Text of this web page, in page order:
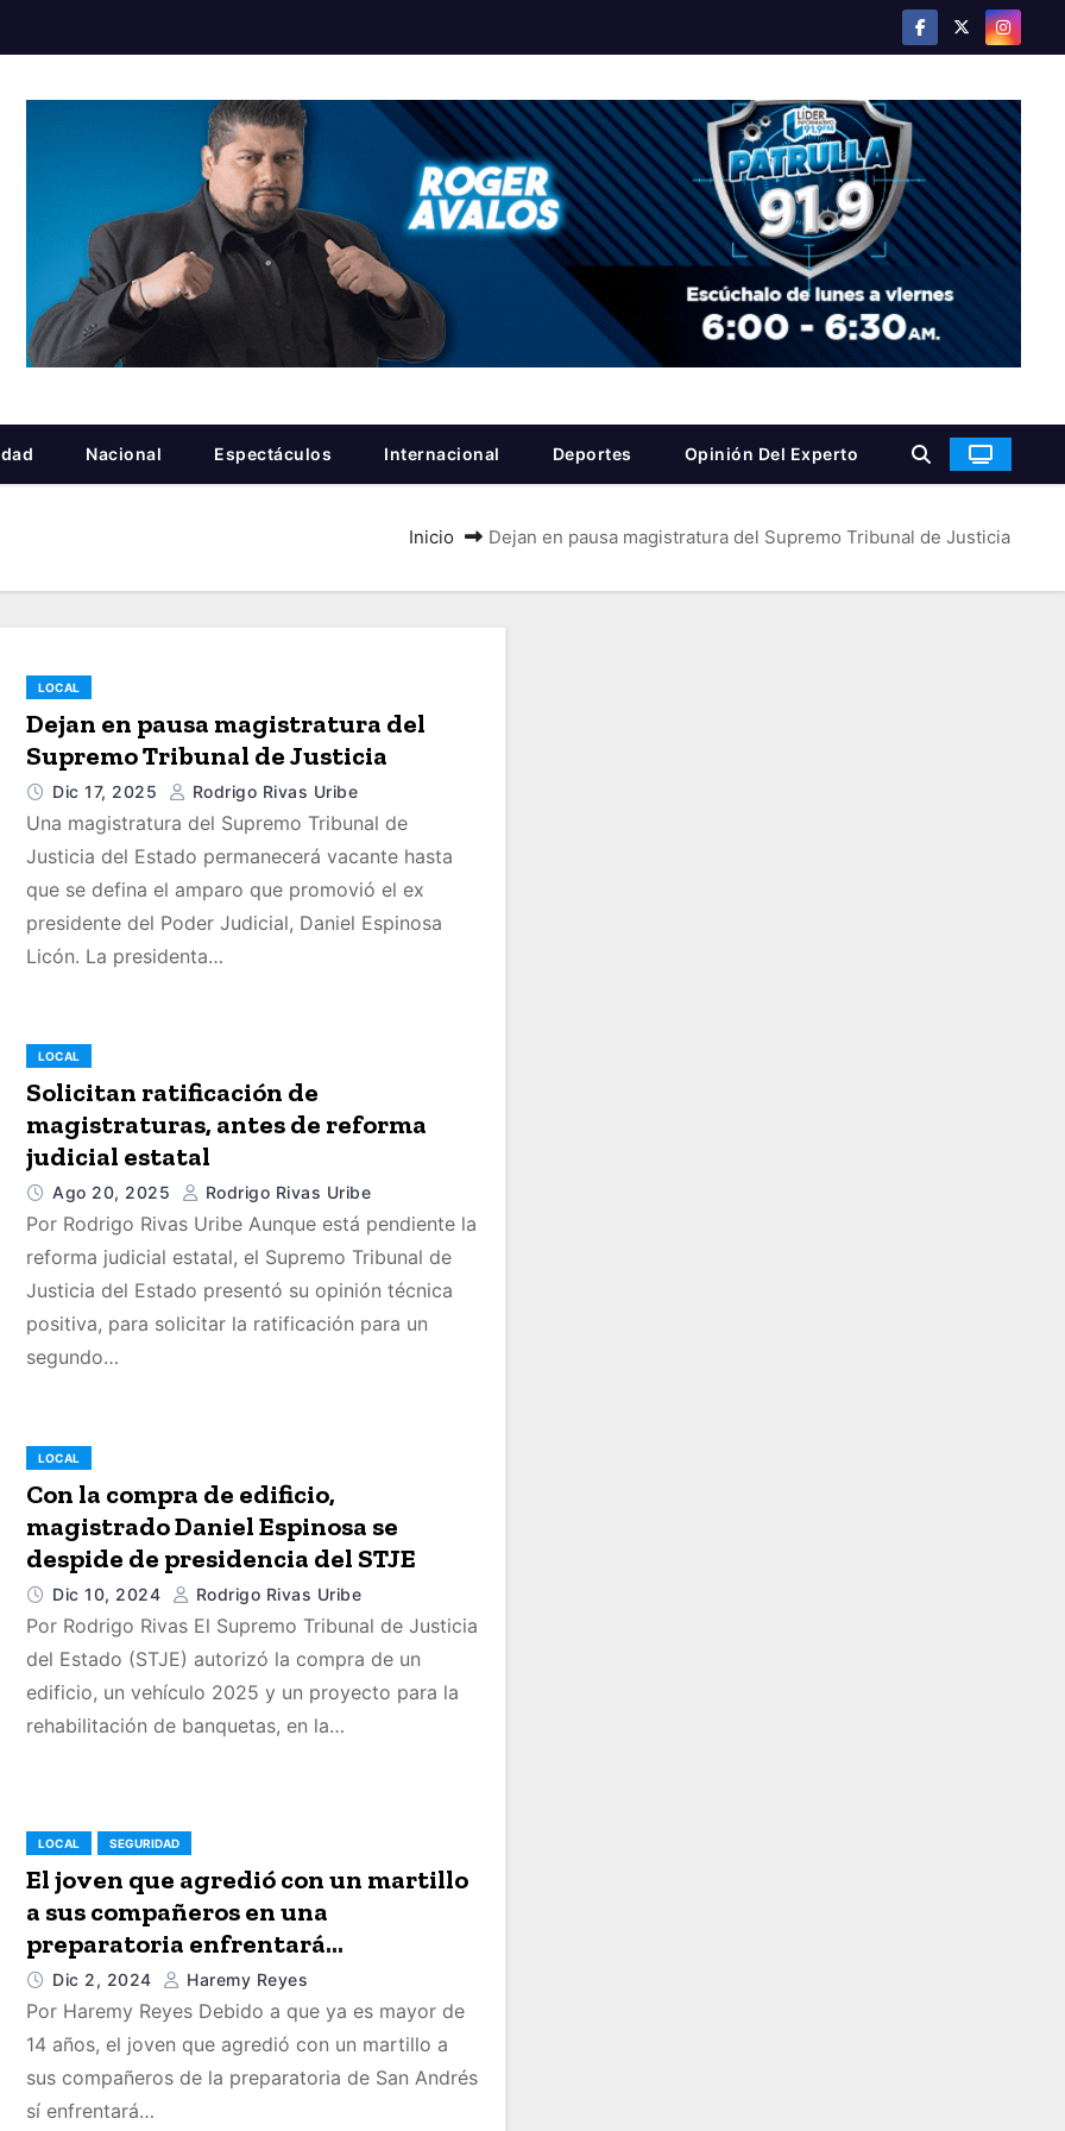
Nacional Espectáculos Internacional Deportes Opinión Del Experto
Inicio Dejan en pausa magistratura del Supremo Tribunal de Justicia
LOCAL
Dejan en pausa magistratura del
Supremo Tribunal de Justicia
Dic 17, 2025 Rodrigo Rivas Uribe
Una magistratura del Supremo Tribunal de
Justicia del Estado permanecerá vacante hasta
que se defina el amparo que promovió el ex
presidente del Poder Judicial, Daniel Espinosa
Licón. La presidenta…
LOCAL
Solicitan ratificación de
magistraturas, antes de reforma
judicial estatal
Ago 20, 2025 Rodrigo Rivas Uribe
Por Rodrigo Rivas Uribe Aunque está pendiente la
reforma judicial estatal, el Supremo Tribunal de
Justicia del Estado presentó su opinión técnica
positiva, para solicitar la ratificación para un
segundo…
LOCAL
Con la compra de edificio,
magistrado Daniel Espinosa se
despide de presidencia del STJE
Dic 10, 2024 Rodrigo Rivas Uribe
Por Rodrigo Rivas El Supremo Tribunal de Justicia
del Estado (STJE) autorizó la compra de un
edificio, un vehículo 2025 y un proyecto para la
rehabilitación de banquetas, en la…
LOCAL SEGURIDAD
El joven que agredió con un martillo
a sus compañeros en una
preparatoria enfrentará
consecuencias jurídicas y posibles
agravantes
Dic 2, 2024 Haremy Reyes
Por Haremy Reyes Debido a que ya es mayor de
14 años, el joven que agredió con un martillo a
sus compañeros de la preparatoria de San Andrés
sí enfrentará…